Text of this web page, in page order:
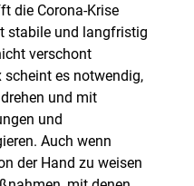
die Corona-Krise
stabile und langfristig
verschont
scheint es notwendig,
und mit
und
Auch wenn
der Hand zu weisen